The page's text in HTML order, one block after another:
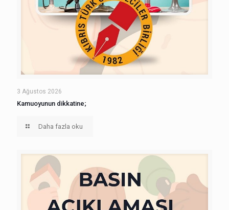
3 Ağustos 2026
Kamuoyunun dikkatine;
Daha fazla oku